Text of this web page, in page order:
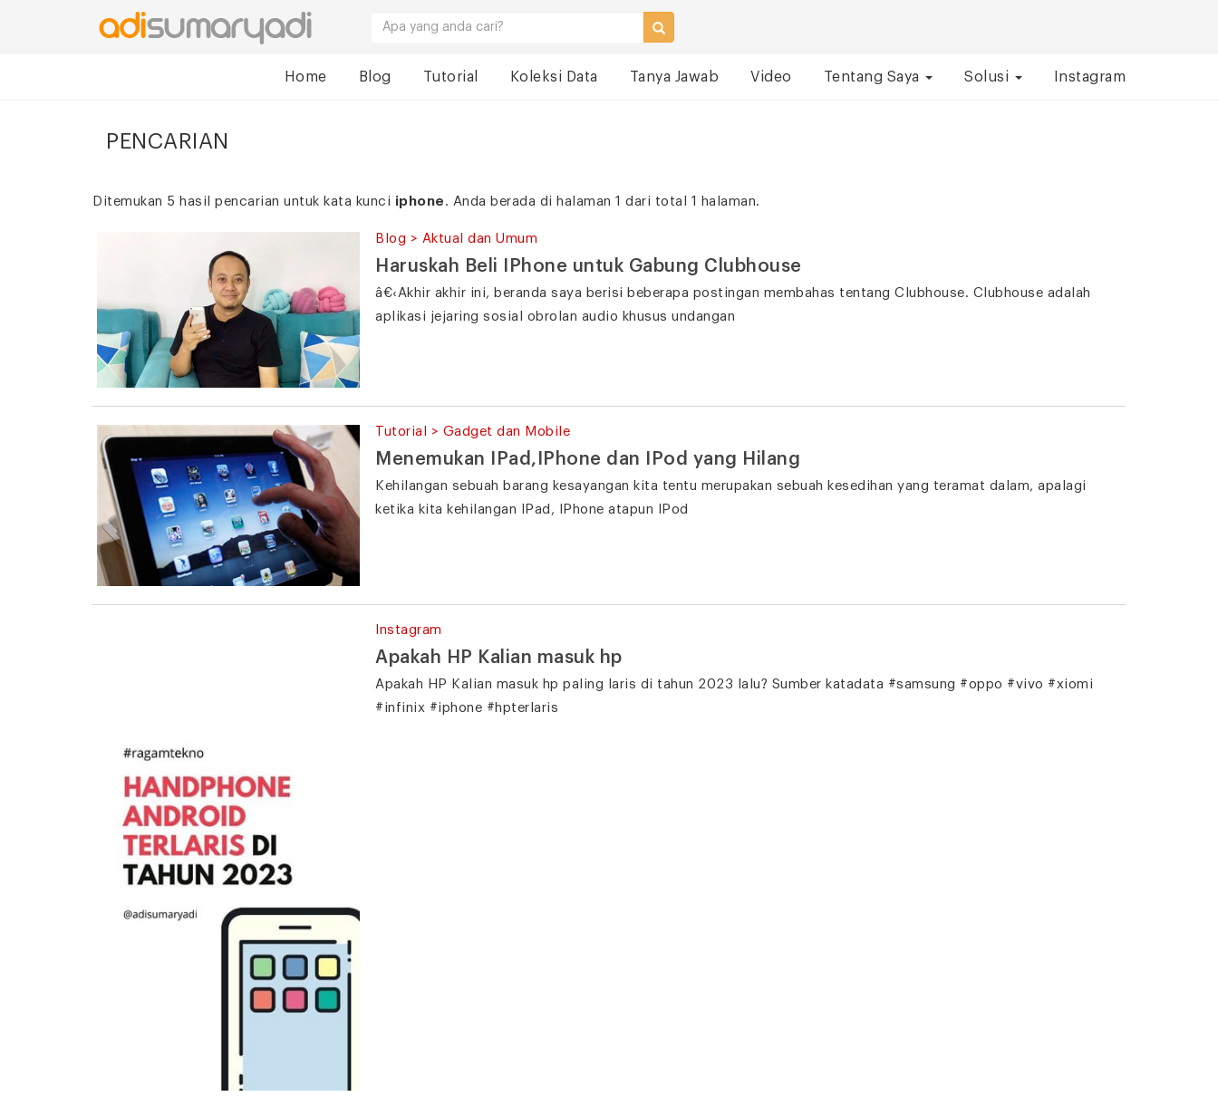
Home Blog Tutorial Koleksi Data Tanya Jawab Video Tentang Saya Solusi Instagram
PENCARIAN
Ditemukan 5 hasil pencarian untuk kata kunci iphone . Anda berada di halaman 1 dari total 1 halaman.
Blog > Aktual dan Umum
Haruskah Beli IPhone untuk Gabung Clubhouse
â€‹Akhir akhir ini, beranda saya berisi beberapa postingan membahas tentang Clubhouse. Clubhouse adalah
aplikasi jejaring sosial obrolan audio khusus undangan
Tutorial > Gadget dan Mobile
Menemukan IPad,IPhone dan IPod yang Hilang
Kehilangan sebuah barang kesayangan kita tentu merupakan sebuah kesedihan yang teramat dalam, apalagi
ketika kita kehilangan IPad, IPhone atapun IPod
Instagram
Apakah HP Kalian masuk hp
Apakah HP Kalian masuk hp paling laris di tahun 2023 lalu? Sumber katadata #samsung #oppo #vivo #xiomi
#infinix #iphone #hpterlaris